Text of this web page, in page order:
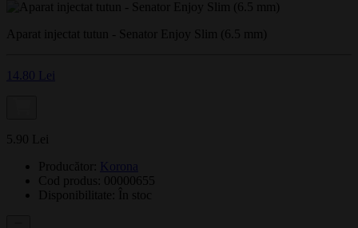
Aparat injectat tutun - Senator Enjoy Slim (6.5 mm)
14.80 Lei
5.90 Lei
Producător:
Korona
Cod produs: 00000655
Disponibilitate:
În stoc